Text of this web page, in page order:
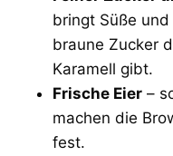
bringt Süße
braune Zucker
Karamell gibt.
Frische Eier –
machen die
fest.